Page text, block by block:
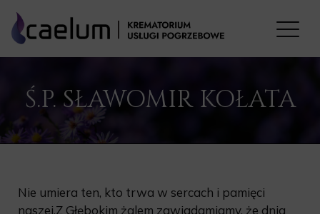
Ś.P. SŁAWOMIR KOŁATA
Nie umiera ten, kto trwa w sercach i pamięci
naszej.Z Głębokim żalem zawiadamiamy, że dnia